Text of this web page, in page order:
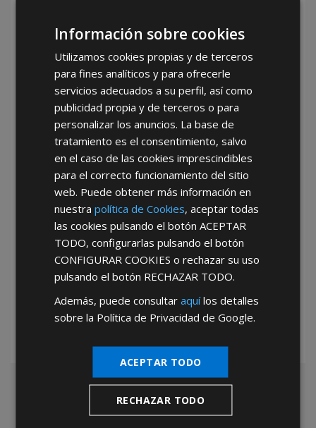
Tu mejor opción de mayorista de
artículos de moto con AFT
Si buscastu mejor opción de mayorista de
artículos de moto
, AFT se distingue por su
compromiso con la calidad, la atención
personalizada y una amplia variedad de productos
que incluyen artículos de moto y otros elementos
esenciales para el sector. Más que un simple
distribuidor, ofrecemos asesoría técnica
especializada y un acompañamiento constante
para que cada cliente realice compras seguras y
rentables. Nuestro catálogo actualizado cumple
con las exigencias del mercado y las normativas
vigentes, garantizando siempre la mejor relación
calidad-precio. Elegir AFT como tu mayorista de
ferretería es apostar por un socio estratégico que
impulsa el crecimiento de tu negocio, brindando
productos confiables, precios competitivos y un
Información sobre cookies
Utilizamos cookies propias y de terceros
para fines analíticos y para ofrecerle
servicios adecuados a su perfil, así como
publicidad propia y de terceros o para
personalizar los anuncios. La base de
tratamiento es el consentimiento, salvo
en el caso de las cookies imprescindibles
para el correcto funcionamiento del sitio
web. Puede obtener más información en
nuestrapolítica de Cookies, aceptar todas
las cookies pulsando el botónACEPTAR
TODO, configurarlas pulsando el botón
CONFIGURAR COOKIES o rechazar su uso
pulsando el botón RECHAZAR TODO.
Además, puede consultaraquílos detalles
sobre la Política de Privacidad de Google.
ACEPTAR TODO
RECHAZAR TODO